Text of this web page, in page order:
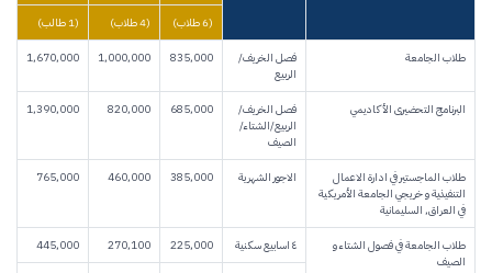
(6 طلاب) (4 طلاب) (1 طالب)
طلاب الجامعة
فصل الخريف/
الربيع
835,000
1,000,000
1,670,000
البرنامج التحضيرى الأكاديمي
فصل الخريف/
الربيع/الشتاء/
الصيف
685,000
820,000
1,390,000
طلاب الماجستير في ادارة الاعمال
التنفيذية و خريجي الجامعة الأمريكية
في العراق, السليمانية
الاجور الشهرية 385,000
460,000
765,000
طلاب الجامعة في فصول الشتاء و
الصيف
٤ اسابيع سكنية 225,000
270,100
445,000